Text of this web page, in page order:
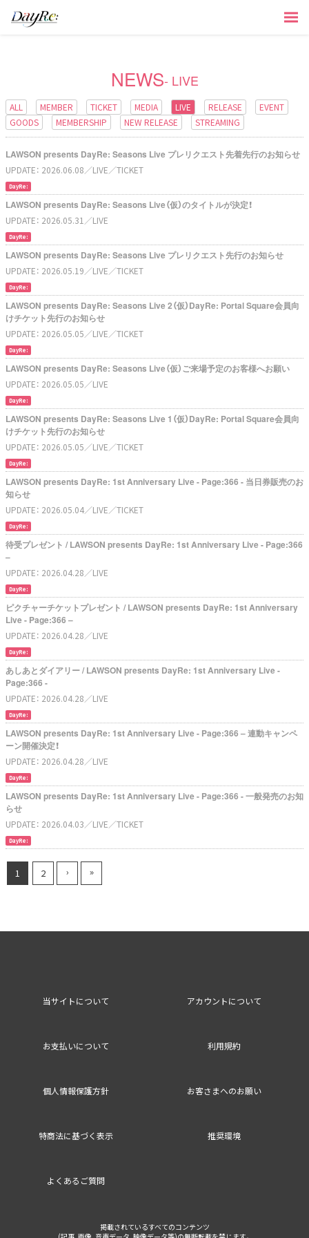
NEWS- LIVE
ALL MEMBER TICKET MEDIA LIVE RELEASE
EVENT
GOODS
MEMBERSHIP NEW RELEASE STREAMING
LAWSON presents DayRe: Seasons Live プレリクエスト先着先行のお知らせ
UPDATE： 2026.06.08／LIVE／TICKET
DayRe:
LAWSON presents DayRe: Seasons Live（仮）のタイトルが決定！
UPDATE： 2026.05.31 ／LIVE
DayRe:
LAWSON presents DayRe: Seasons Live プレリクエスト先行のお知らせ
UPDATE： 2026.05.19／LIVE／TICKET
DayRe:
LAWSON presents DayRe: Seasons Live 2（仮）DayRe: Portal Square会員向
けチケット先行のお知らせ
UPDATE： 2026.05.05／LIVE／TICKET
DayRe:
LAWSON presents DayRe: Seasons Live（仮）ご来場予定のお客様へお願い
UPDATE： 2026.05.05／LIVE
DayRe:
LAWSON presents DayRe: Seasons Live 1（仮）DayRe: Portal Square会員向
けチケット先行のお知らせ
UPDATE： 2026.05.05／LIVE／TICKET
DayRe:
LAWSON presents DayRe: 1st Anniversary Live - Page:366 - 当日券販売のお
知らせ
UPDATE： 2026.05.04／LIVE／TICKET
DayRe:
待受プレゼント / LAWSON presents DayRe: 1st Anniversary Live - Page:366
–
UPDATE： 2026.04.28／LIVE
DayRe:
ピクチャーチケットプレゼント / LAWSON presents DayRe: 1st Anniversary
Live - Page:366 –
UPDATE： 2026.04.28／LIVE
DayRe:
あしあとダイアリー / LAWSON presents DayRe: 1st Anniversary Live -
Page:366 -
UPDATE： 2026.04.28／LIVE
DayRe:
LAWSON presents DayRe: 1st Anniversary Live - Page:366 – 連動キャンペ
ーン開催決定！
UPDATE： 2026.04.28／LIVE
DayRe:
LAWSON presents DayRe: 1st Anniversary Live - Page:366 - 一般発売のお知
らせ
UPDATE： 2026.04.03／LIVE／TICKET
DayRe:
1 2 › »
当サイトについて アカウントについて
お支払いについて 利用規約
個人情報保護方針 お客さまへのお願い
特商法に基づく表示 推奨環境
よくあるご質問
掲載されているすべてのコンテンツ